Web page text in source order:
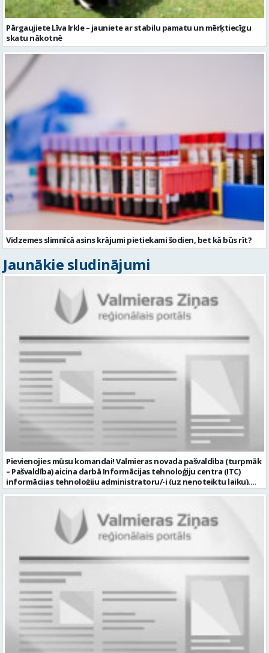
Pārgaujiete Līva Irkle – jauniete ar stabilu pamatu un mērķtiecīgu
skatu nākotnē
Vidzemes slimnīcā asins krājumi pietiekami šodien, bet kā būs rīt?
Jaunākie sludinājumi
Pievienojies mūsu komandai! Valmieras novada pašvaldība (turpmāk
– Pašvaldība) aicina darbā Informācijas tehnoloģiju centra (ITC)
informācijas tehnoloģiju administratoru/-i (uz nenoteiktu laiku).
Darba vieta: Rūjienas un Naukšēnu apvienību teritorijās Ja Tev ir
(turpmāk – IKT) saistīto problēmu pieteikumu pārvaldību un
operatīvu risināšanu; nodrošināt datortehnikas lietotāju atbalstu
un ar to saistīto problēmsituāciju risināšanu; uzstādīt, konfigurēt,
diagnosticēt un modernizēt Pašvaldības iestāžu datortehniku,
datortīklus un programmatūru, novērst kļūmes to darbībā;
kontrolēt ārējo pakalpojumu sniedzēju darbu izpildi Pašvaldības
iestādēs infrastruktūras uzturēšanā; sagatavot priekšlikumus par
IKT nomaiņu un efektīvāku izmantošanu; un ja Tev ir: vismaz vidējā
profesionālā izglītība informācijas tehnoloģiju jomā; darba
pieredze (ar informācijas tehnoloģijām saistītā jomā); izpratne par
datortehnikas un biroja tehnikas uzbūvi un problēmu risināšanas
secību; izpratne par datortīkla uzbūvi, tīkla iekārtu darbības
principiem; valsts valodas prasmes atbilstoši Valsts valodas likuma
prasībām; kompetences: ļoti labas organizatoriskās un saskarsmes